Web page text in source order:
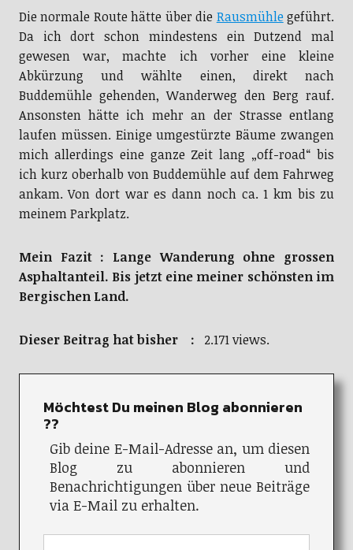
Die normale Route hätte über die Rausmühlegeführt.
Da ich dort schon mindestens ein Dutzend mal
gewesen war, machte ich vorher eine kleine
Abkürzung und wählte einen, direkt nach
Buddemühle gehenden, Wanderweg den Berg rauf.
Ansonsten hätte ich mehr an der Strasse entlang
laufen müssen. Einige umgestürzte Bäume zwangen
mich allerdings eine ganze Zeit lang „off-road“ bis
ich kurz oberhalb von Buddemühle auf dem Fahrweg
ankam. Von dort war es dann noch ca. 1 km bis zu
meinem Parkplatz.
Mein Fazit : Lange Wanderung ohne grossen
Asphaltanteil. Bis jetzt eine meiner schönsten im
Bergischen Land.
Dieser Beitrag hat bisher : 2.171 views.
Möchtest Du meinen Blog abonnieren
??
Gib deine E-Mail-Adresse an, um diesen
Blog zu abonnieren und
Benachrichtigungen über neue Beiträge
via E-Mail zu erhalten.